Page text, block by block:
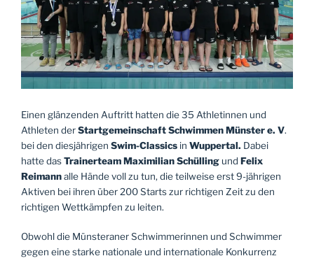
Einen glänzenden Auftritt hatten die 35 Athletinnen und
Athleten derStartgemeinschaft Schwimmen Münster e. V.
bei den diesjährigen Swim-Classics in Wuppertal. Dabei
hatte dasTrainerteam Maximilian Schülling und Felix
Reimannalle Hände voll zu tun, die teilweise erst 9-jährigen
Aktiven bei ihren über 200 Starts zur richtigen Zeit zu den
richtigen Wettkämpfen zu leiten.
Obwohl die Münsteraner Schwimmerinnen und Schwimmer
gegen eine starke nationale und internationale Konkurrenz